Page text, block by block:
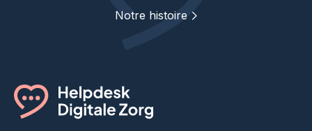
Notre histoire